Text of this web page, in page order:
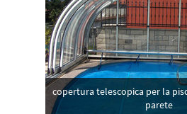
copertura telescopica per la
parete